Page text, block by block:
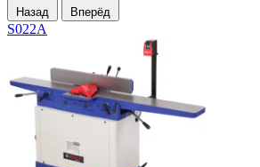
Назад Вперёд
S022A